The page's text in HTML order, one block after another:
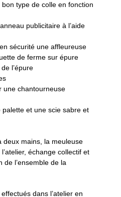
type de colle en fonction
publicitaire à l’aide
sécurité une affleureuse
de ferme sur épure
l’épure
une chantourneuse
et une scie sabre et
deux mains, la meuleuse
échange collectif et
de l’ensemble de la
dans l’atelier en